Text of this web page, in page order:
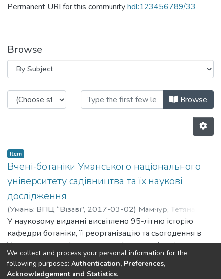
Permanent URI for this communityhdl:123456789/33
Browse
Browsing Кафедра садово- Browse
Item
Вчені-ботаніки Уманського національного
університету садівництва та їх наукові
дослідження
(Умань: ВПЦ “Візаві”, 2017-03-02) Мамчур, Тетяна
Василівна;Карпенко, Віктор Петрович;Парубок,
Маргарита Іванівна; Свистун, Оксана Вікентіївна
У науковому виданні висвітлено 95-літню історію
кафедри ботаніки, її реорганізацію та сьогодення в
Уманському національному університеті садівництва.
На основі опрацьованого архівного матеріалу описано
життєвий та науковий шлях ботаніків М.І. Анненкова
Previous
We collect and process your personal information for the
following purposes: Authentication, Preferences,
Acknowledgement and Statistics.